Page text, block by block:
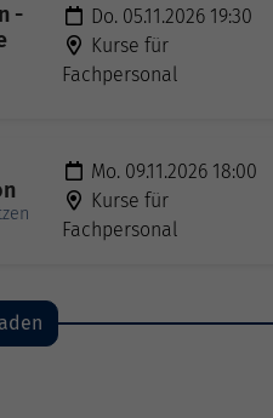
-
Do. 05.11.2026 19:30
Kurse für
Fachpersonal
Mo. 09.11.2026 18:00
Kurse für
Fachpersonal